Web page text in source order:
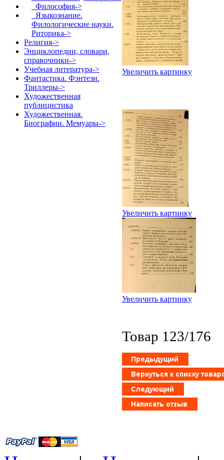
Философия->
Языкознание.
Филологические науки.
Риторика->
Религия->
Энциклопедии, словари,
справочники->
Учебная литература->
Фантастика. Фэнтези.
Триллеры->
Художественная
публицистика
Художественная.
Биографии. Мемуары->
Увеличить картинку
Увеличить картинку
Увеличить картинку
Товар 123/176